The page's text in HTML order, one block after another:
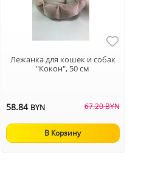
Лежанка для кошек и собак
"Кокон", 50 см
58.84 BYN 67.20 BYN
В Корзину